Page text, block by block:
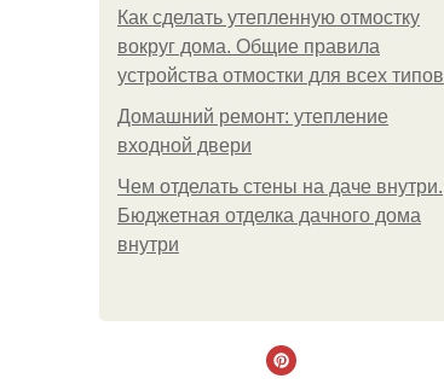
Как сделать утепленную отмостку
вокруг дома. Общие правила
устройства отмостки для всех типов
Домашний ремонт: утепление
входной двери
Чем отделать стены на даче внутри.
Бюджетная отделка дачного дома
внутри